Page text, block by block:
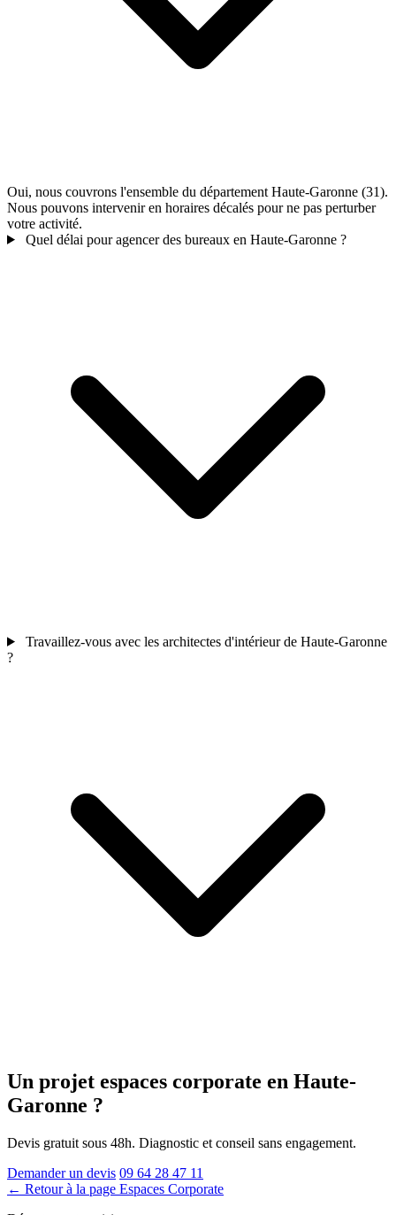
Oui, nous couvrons l'ensemble du département Haute-Garonne (31).
Nous pouvons intervenir en horaires décalés pour ne pas perturber
votre activité.
Quel délai pour agencer des bureaux en Haute-Garonne ?
Travaillez-vous avec les architectes d'intérieur de Haute-Garonne
?
Un projet espaces corporate en Haute-
Garonne ?
Devis gratuit sous 48h. Diagnostic et conseil sans engagement.
Demander un devis 09 64 28 47 11
← Retour à la page Espaces Corporate